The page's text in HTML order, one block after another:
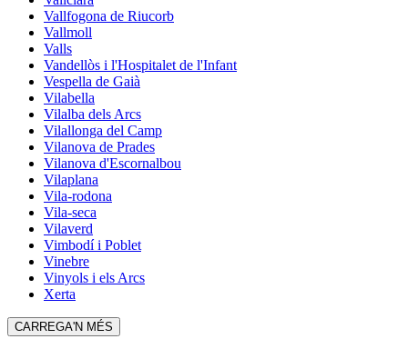
Vallfogona de Riucorb
Vallmoll
Valls
Vandellòs i l'Hospitalet de l'Infant
Vespella de Gaià
Vilabella
Vilalba dels Arcs
Vilallonga del Camp
Vilanova de Prades
Vilanova d'Escornalbou
Vilaplana
Vila-rodona
Vila-seca
Vilaverd
Vimbodí i Poblet
Vinebre
Vinyols i els Arcs
Xerta
CARREGA'N MÉS